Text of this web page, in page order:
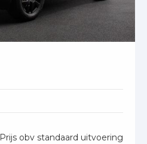
Prijs obv standaard uitvoering